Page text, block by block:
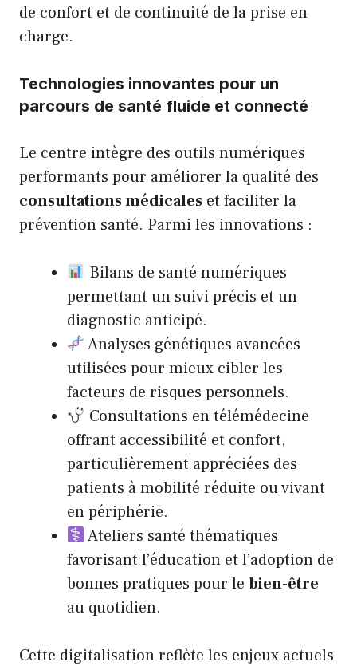
de confort et de continuité de la prise en
charge.
Technologies innovantes pour un
parcours de santé fluide et connecté
Le centre intègre des outils numériques
performants pour améliorer la qualité des
consultations médicales et faciliter la
prévention santé. Parmi les innovations :
Bilans de santé numériques
permettant un suivi précis et un
diagnostic anticipé.
Analyses génétiques avancées
utilisées pour mieux cibler les
facteurs de risques personnels.
Consultations en télémédecine
offrant accessibilité et confort,
particulièrement appréciées des
patients à mobilité réduite ou vivant
en périphérie.
Ateliers santé thématiques
favorisant l’éducation et l’adoption de
bonnes pratiques pour le bien-être
au quotidien.
Cette digitalisation reflète les enjeux actuels